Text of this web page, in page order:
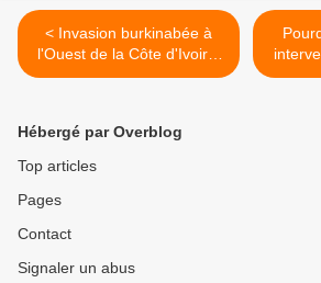
< Invasion burkinabée à
l'Ouest de la Côte d'Ivoire,
c'est TV5 qui le dit !
Syrie
Hébergé par Overblog
Top articles
Pages
Contact
Signaler un abus